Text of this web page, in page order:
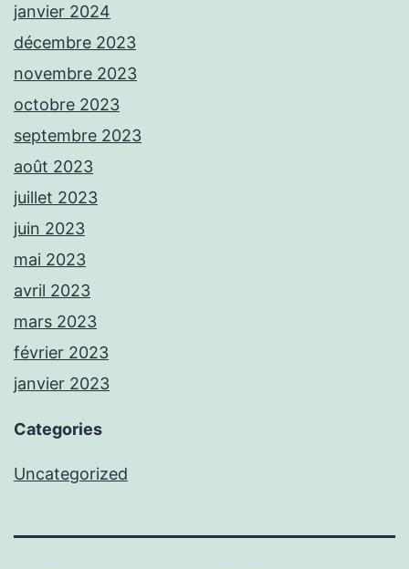
janvier 2024
décembre 2023
novembre 2023
octobre 2023
septembre 2023
août 2023
juillet 2023
juin 2023
mai 2023
avril 2023
mars 2023
février 2023
janvier 2023
Categories
Uncategorized